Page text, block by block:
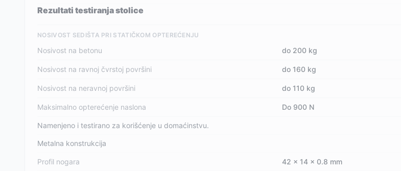
Rezultati testiranja stolice
NOSIVOST SEDIŠTA PRI STATIČKOM OPTEREĆENJU
Nosivost na betonu do 200 kg
Nosivost na ravnoj čvrstoj površini do 160 kg
Nosivost na neravnoj površini do 110 kg
Maksimalno opterećenje naslona Do 900 N
Namenjeno i testirano za korišćenje u domaćinstvu.
Metalna konstrukcija
Profil nogara 42 x 14 x 0.8 mm